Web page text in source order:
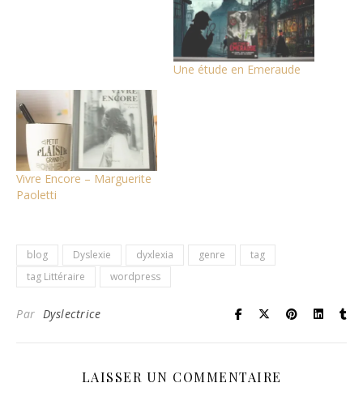
Une étude en Emeraude
Vivre Encore – Marguerite
Paoletti
blog Dyslexie dyxlexia genre
tag
tag Littéraire
wordpress
Par Dyslectrice
LAISSER UN COMMENTAIRE